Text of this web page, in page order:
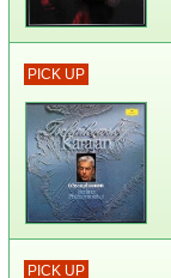
PICK UP
PICK UP